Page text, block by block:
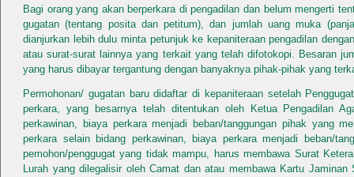
Bagi orang yang akan berperkara di pengadilan dan belum mengerti
gugatan (tentang posita dan petitum), dan jumlah uang muka
dianjurkan lebih dulu minta petunjuk ke kepaniteraan pengadilan
atau surat-surat lainnya yang terkait yang telah difotokopi. Besaran
yang harus dibayar tergantung dengan banyaknya pihak-pihak yang
Permohonan/ gugatan baru didaftar di kepaniteraan setelah
perkara, yang besarnya telah ditentukan oleh Ketua Pengadilan
perkawinan, biaya perkara menjadi beban/tanggungan pihak yang
perkara selain bidang perkawinan, biaya perkara menjadi beban/
pemohon/penggugat yang tidak mampu, harus membawa Surat
Lurah yang dilegalisir oleh Camat dan atau membawa Kartu